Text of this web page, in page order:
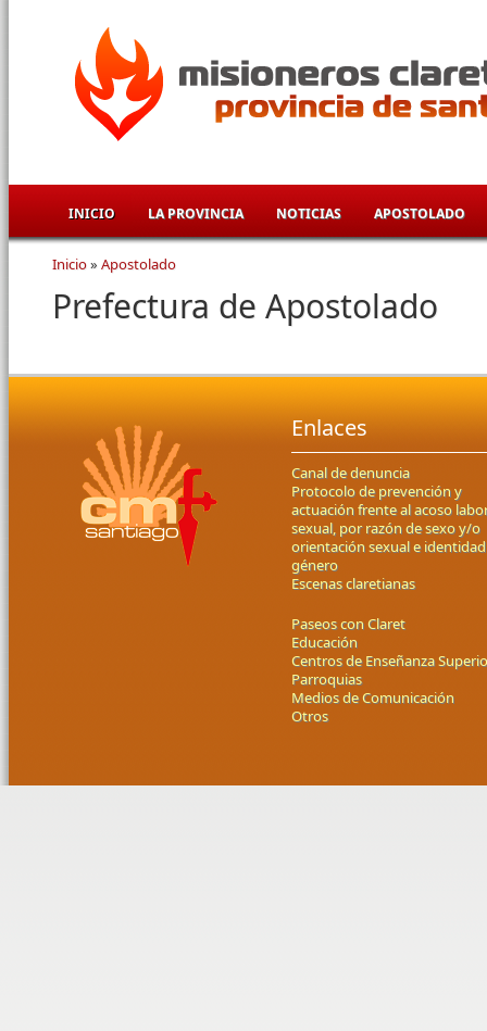
INICIO LA PROVINCIA NOTICIAS APOSTOLADO
Se encuentra usted aquí
Inicio» Apostolado
Prefectura de Apostolado
Enlaces
Canal de denuncia
Protocolo de prevención y
actuación frente al acoso
sexual, por razón de sexo y/o
orientación sexual e
género
Escenas claretianas
Paseos con Claret
Educación
Centros de Enseñanza
Parroquias
Medios de Comunicación
Otros